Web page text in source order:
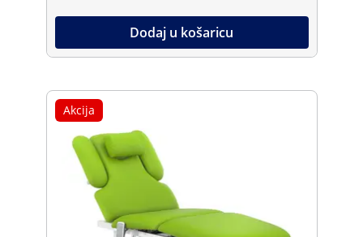
Dodaj u košaricu
Akcija